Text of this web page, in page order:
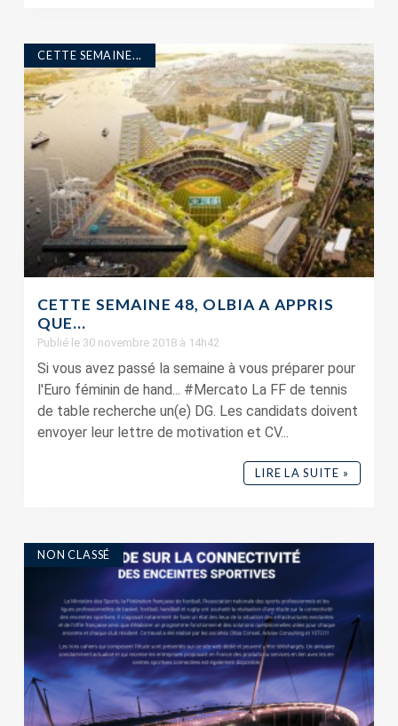
CETTE SEMAINE...
CETTE SEMAINE 48, OLBIA A APPRIS
QUE…
Publié le 30 novembre 2018 à 14h42
Si vous avez passé la semaine à vous préparer pour
l'Euro féminin de hand... #Mercato La FF de tennis
de table recherche un(e) DG. Les candidats doivent
envoyer leur lettre de motivation et CV...
LIRE LA SUITE »
NON CLASSÉ